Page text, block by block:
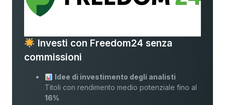
Investi con Freedom24 senza
commissioni
Idee di investimento degli analisti
Titoli con rendimento medio potenziale fino al
16%